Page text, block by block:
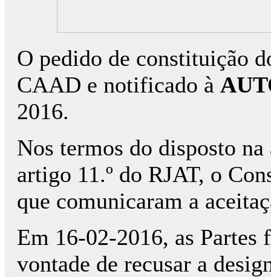
O pedido de constituição
CAAD e notificado à
2016.
Nos termos do disposto
artigo 11.º do RJAT, o
que comunicaram a
Em 16-02-2016, as Partes
vontade de recusar a